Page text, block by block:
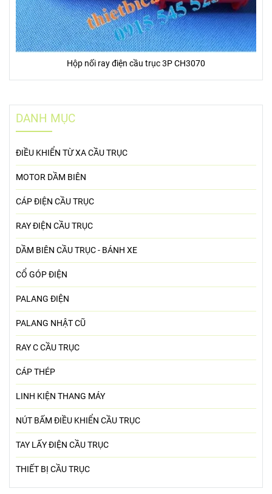
Hộp nối ray điện cầu trục 3P CH3070
DANH MỤC
ĐIỀU KHIỂN TỪ XA CẦU TRỤC
MOTOR DẦM BIÊN
CÁP ĐIỆN CẦU TRỤC
RAY ĐIỆN CẦU TRỤC
DẦM BIÊN CẦU TRỤC - BÁNH XE
CỔ GÓP ĐIỆN
PALANG ĐIỆN
PALANG NHẬT CŨ
RAY C CẦU TRỤC
CÁP THÉP
LINH KIỆN THANG MÁY
NÚT BẤM ĐIỀU KHIỂN CẦU TRỤC
TAY LẤY ĐIỆN CẦU TRỤC
THIẾT BỊ CẦU TRỤC